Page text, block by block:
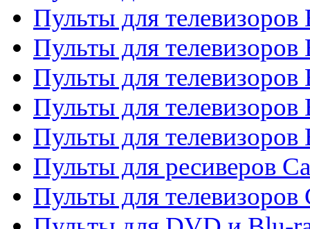
Пульты для телевизоров
Пульты для телевизоров
Пульты для телевизоров
Пульты для телевизоров
Пульты для телевизоров
Пульты для ресиверов
Пульты для телевизоров